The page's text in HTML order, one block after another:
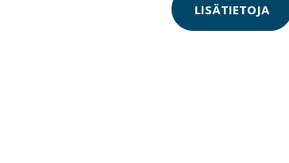
LISÄTIETOJA